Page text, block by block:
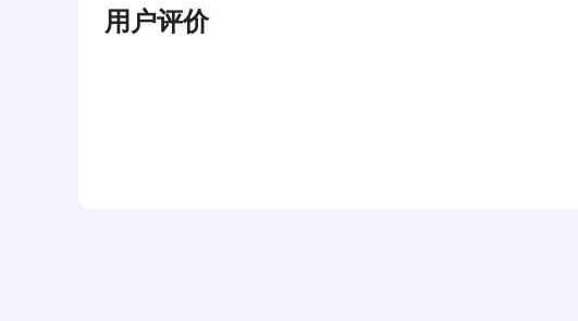
用户评价